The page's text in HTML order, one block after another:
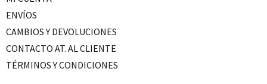
ENVÍOS
CAMBIOS Y DEVOLUCIONES
CONTACTO AT. AL CLIENTE
TÉRMINOS Y CONDICIONES